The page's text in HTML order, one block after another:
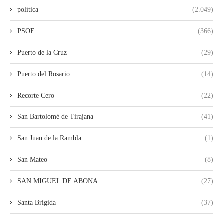
política (2.049)
PSOE (366)
Puerto de la Cruz (29)
Puerto del Rosario (14)
Recorte Cero (22)
San Bartolomé de Tirajana (41)
San Juan de la Rambla (1)
San Mateo (8)
SAN MIGUEL DE ABONA (27)
Santa Brígida (37)